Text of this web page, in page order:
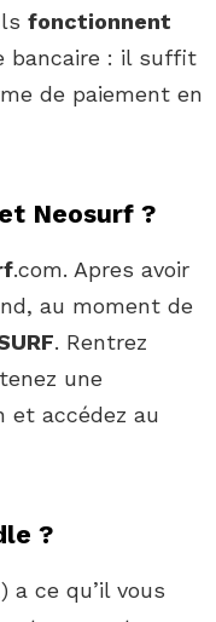
fonctionnent
bancaire : il suffit
de paiement en
Neosurf ?
.com. Apres avoir
au moment de
. Rentrez
une
et accédez au
?
a ce qu’il vous